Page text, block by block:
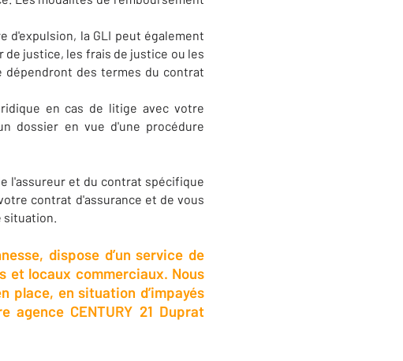
d'expulsion, la GLI peut également
justice, les frais de justice ou les
des termes du contrat
en cas de litige avec votre
dossier en vue d'une procédure
l'assureur et du contrat spécifique
contrat d'assurance et de vous
situation.
dispose d’un service de
et locaux commerciaux. Nous
place, en situation d’impayés
CENTURY 21 Duprat